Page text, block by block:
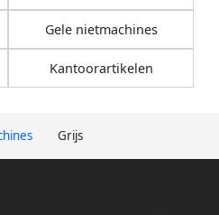
Grijs
Gele nietmachines
Kantoorartikelen